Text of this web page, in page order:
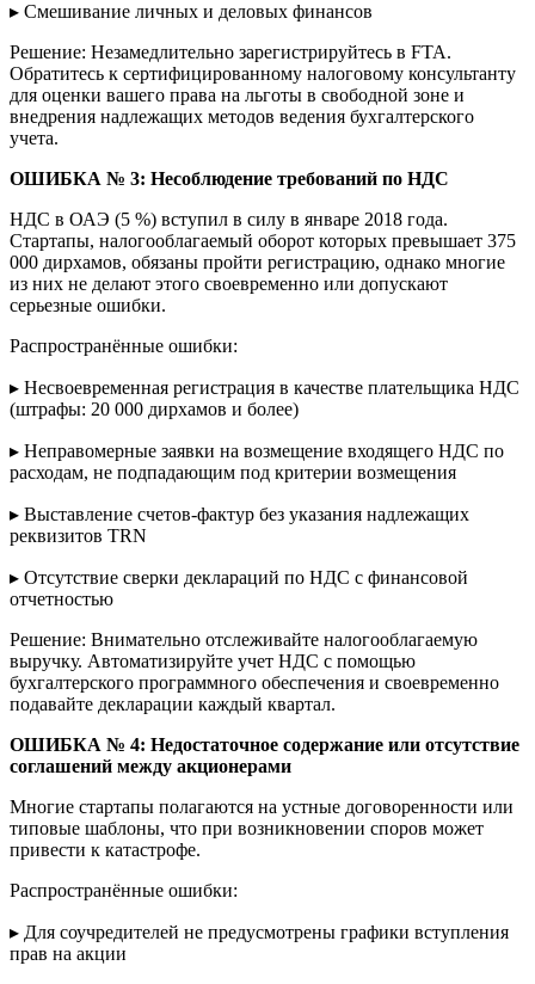
▸ Смешивание личных и деловых финансов
Решение: Незамедлительно зарегистрируйтесь в FTA.
Обратитесь к сертифицированному налоговому консультанту
для оценки вашего права на льготы в свободной зоне и
внедрения надлежащих методов ведения бухгалтерского
учета.
ОШИБКА № 3: Несоблюдение требований по НДС
НДС в ОАЭ (5 %) вступил в силу в январе 2018 года.
Стартапы, налогооблагаемый оборот которых превышает 375
000 дирхамов, обязаны пройти регистрацию, однако многие
из них не делают этого своевременно или допускают
серьезные ошибки.
Распространённые ошибки:
▸ Несвоевременная регистрация в качестве плательщика НДС
(штрафы: 20 000 дирхамов и более)
▸ Неправомерные заявки на возмещение входящего НДС по
расходам, не подпадающим под критерии возмещения
▸ Выставление счетов-фактур без указания надлежащих
реквизитов TRN
▸ Отсутствие сверки деклараций по НДС с финансовой
отчетностью
Решение: Внимательно отслеживайте налогооблагаемую
выручку. Автоматизируйте учет НДС с помощью
бухгалтерского программного обеспечения и своевременно
подавайте декларации каждый квартал.
ОШИБКА № 4: Недостаточное содержание или отсутствие
соглашений между акционерами
Многие стартапы полагаются на устные договоренности или
типовые шаблоны, что при возникновении споров может
привести к катастрофе.
Распространённые ошибки:
▸ Для соучредителей не предусмотрены графики вступления
прав на акции